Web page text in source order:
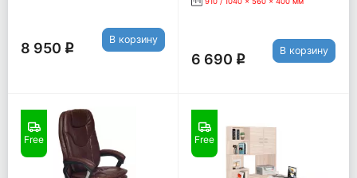
8 950 q
В корзину
6 690 q
В корзину
Free Free